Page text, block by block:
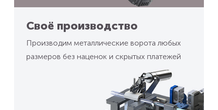
Своё производство
Производим металлические ворота любых
размеров без наценок и скрытых платежей